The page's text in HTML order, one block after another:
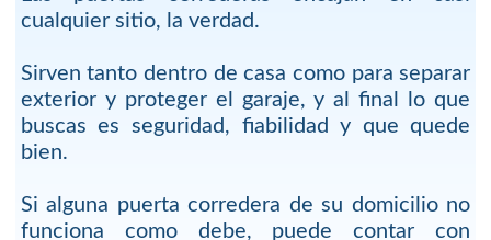
cualquier sitio, la verdad.
Sirven tanto dentro de casa como para separar
exterior y proteger el garaje, y al final lo que
buscas es seguridad, fiabilidad y que quede
bien.
Si alguna puerta corredera de su domicilio no
funciona como debe, puede contar con